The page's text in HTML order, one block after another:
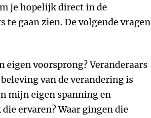
je hopelijk direct in de
te gaan zien. De volgende vragen
voorsprong? Veranderaars
van de verandering is
mijn eigen spanning en
ervaren? Waar gingen die